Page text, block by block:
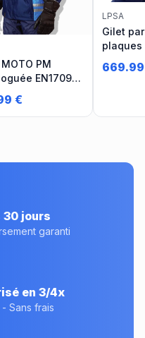
PM
EN17092-
€
LPSA
Gilet
plaques
669.99
30 jours
garanti
en 3/4x
Sans frais